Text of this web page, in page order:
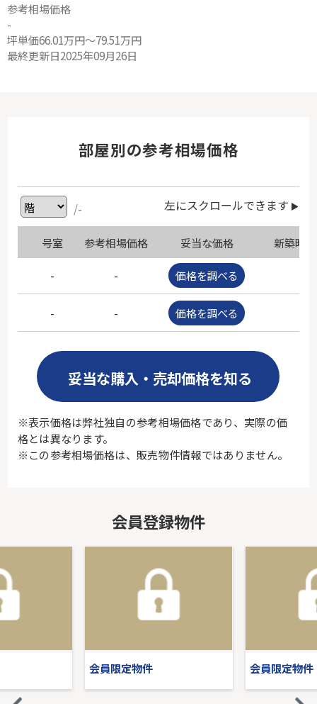
参考相場価格
-
坪単価66.01万円～79.51万円
最終更新日2025年09月26日
部屋別の参考相場価格
/- 左にスクロールできます
号室 参考相場価格 妥当な価格 新築時
- - 価格を調べる
- - 価格を調べる
妥当な購入・売却価格を知る
※表示価格は弊社独自の参考相場価格であり、実際の価
格とは異なります。
※この参考相場価格は、販売物件情報ではありません。
会員登録物件
会員限定物件 会員限定物件